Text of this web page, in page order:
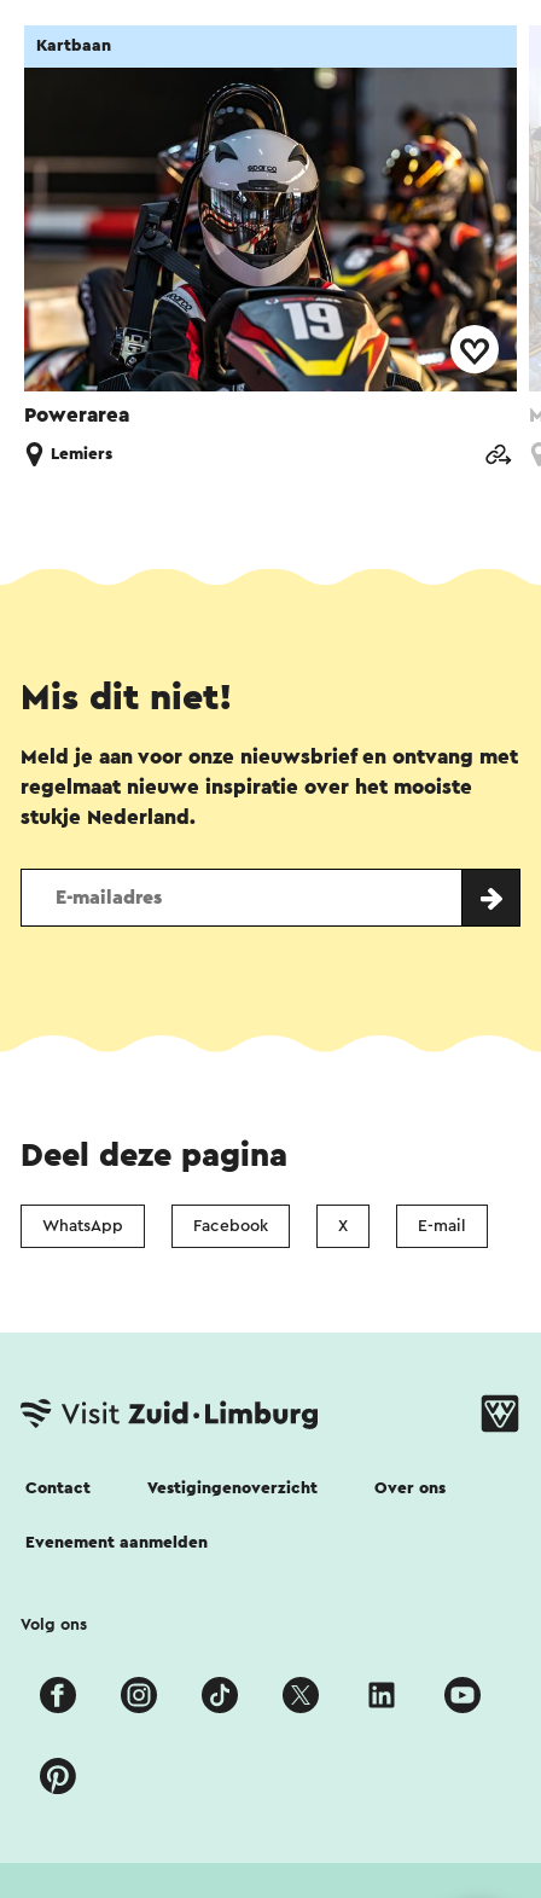
Powerarea
Kartbaan
Lemiers
Mis dit niet!
Meld je aan voor onze nieuwsbrief en ontvang met
regelmaat nieuwe inspiratie over het mooiste
stukje Nederland.
Deel deze pagina
WhatsApp Facebook X E-mail
Contact Vestigingenoverzicht Over ons
Evenement aanmelden
Volg ons